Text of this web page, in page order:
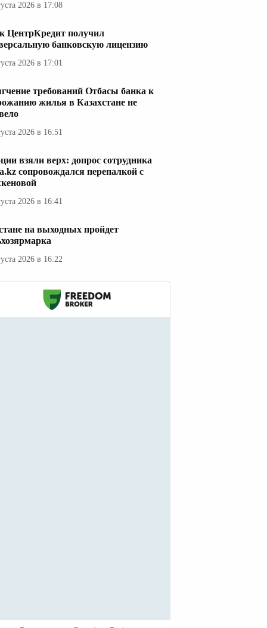
2026 в 17:08
ЦентрКредит получил
банковскую лицензию
2026 в 17:01
требований Отбасы банка к
жилья в Казахстане не
2026 в 16:51
взяли верх: допрос сотрудника
сопровождался перепалкой с
2026 в 16:41
на выходных пройдет
2026 в 16:22